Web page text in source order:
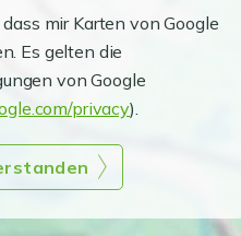
mir Karten von Google
Es gelten die
von Google
privacy).